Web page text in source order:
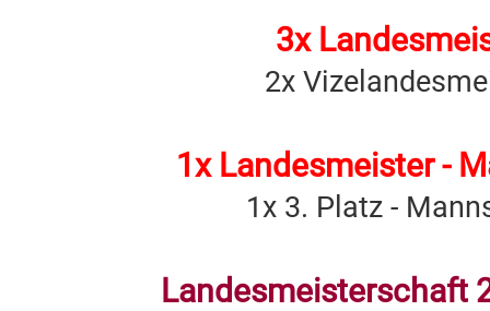
3x
2x
1x Landesmeister -
1x 3. Platz -
Landesmeisterschaft